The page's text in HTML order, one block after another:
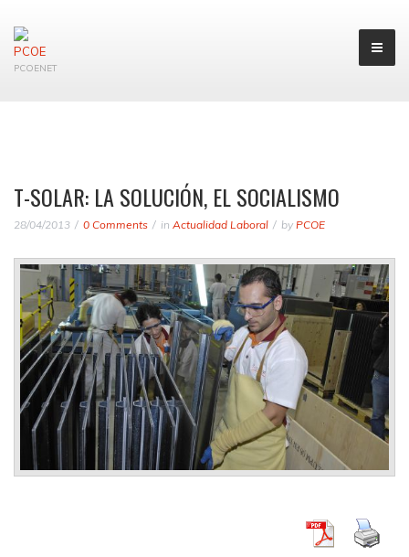
PCOENET
T-SOLAR: LA SOLUCIÓN, EL SOCIALISMO
28/04/2013 0 Comments in Actualidad Laboral by PCOE